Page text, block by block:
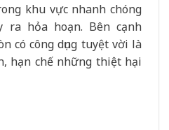
khu vực nhanh chóng
hỏa hoạn. Bên cạnh
có công dụng tuyệt vời là
hạn chế những thiệt hại